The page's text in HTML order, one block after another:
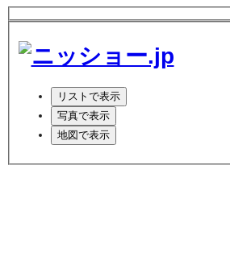
リスト で表示
写真で表示
地図で表示